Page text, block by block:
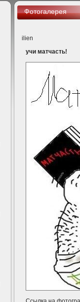
Фотогалерея
ilien
учи матчасть!